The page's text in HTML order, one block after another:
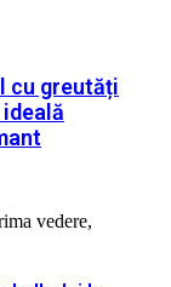
cu greutăți
vedere,